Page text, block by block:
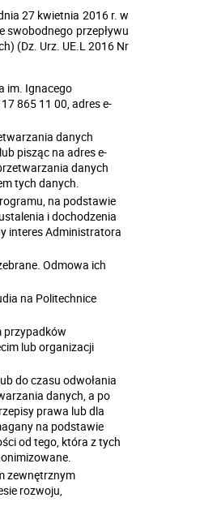
27 kwietnia 2016 r. w
przepływu
(Dz. Urz. UE.L 2016 Nr
im. Ignacego
865 11 00, adres e-
danych
pisząc na adres e-
danych
tych danych.
na podstawie
i dochodzenia
interes Administratora
Odmowa ich
na Politechnice
przypadków
lub organizacji
do czasu odwołania
danych, a po
prawa lub dla
na podstawie
od tego, która z tych
zewnętrznym
rozwoju,